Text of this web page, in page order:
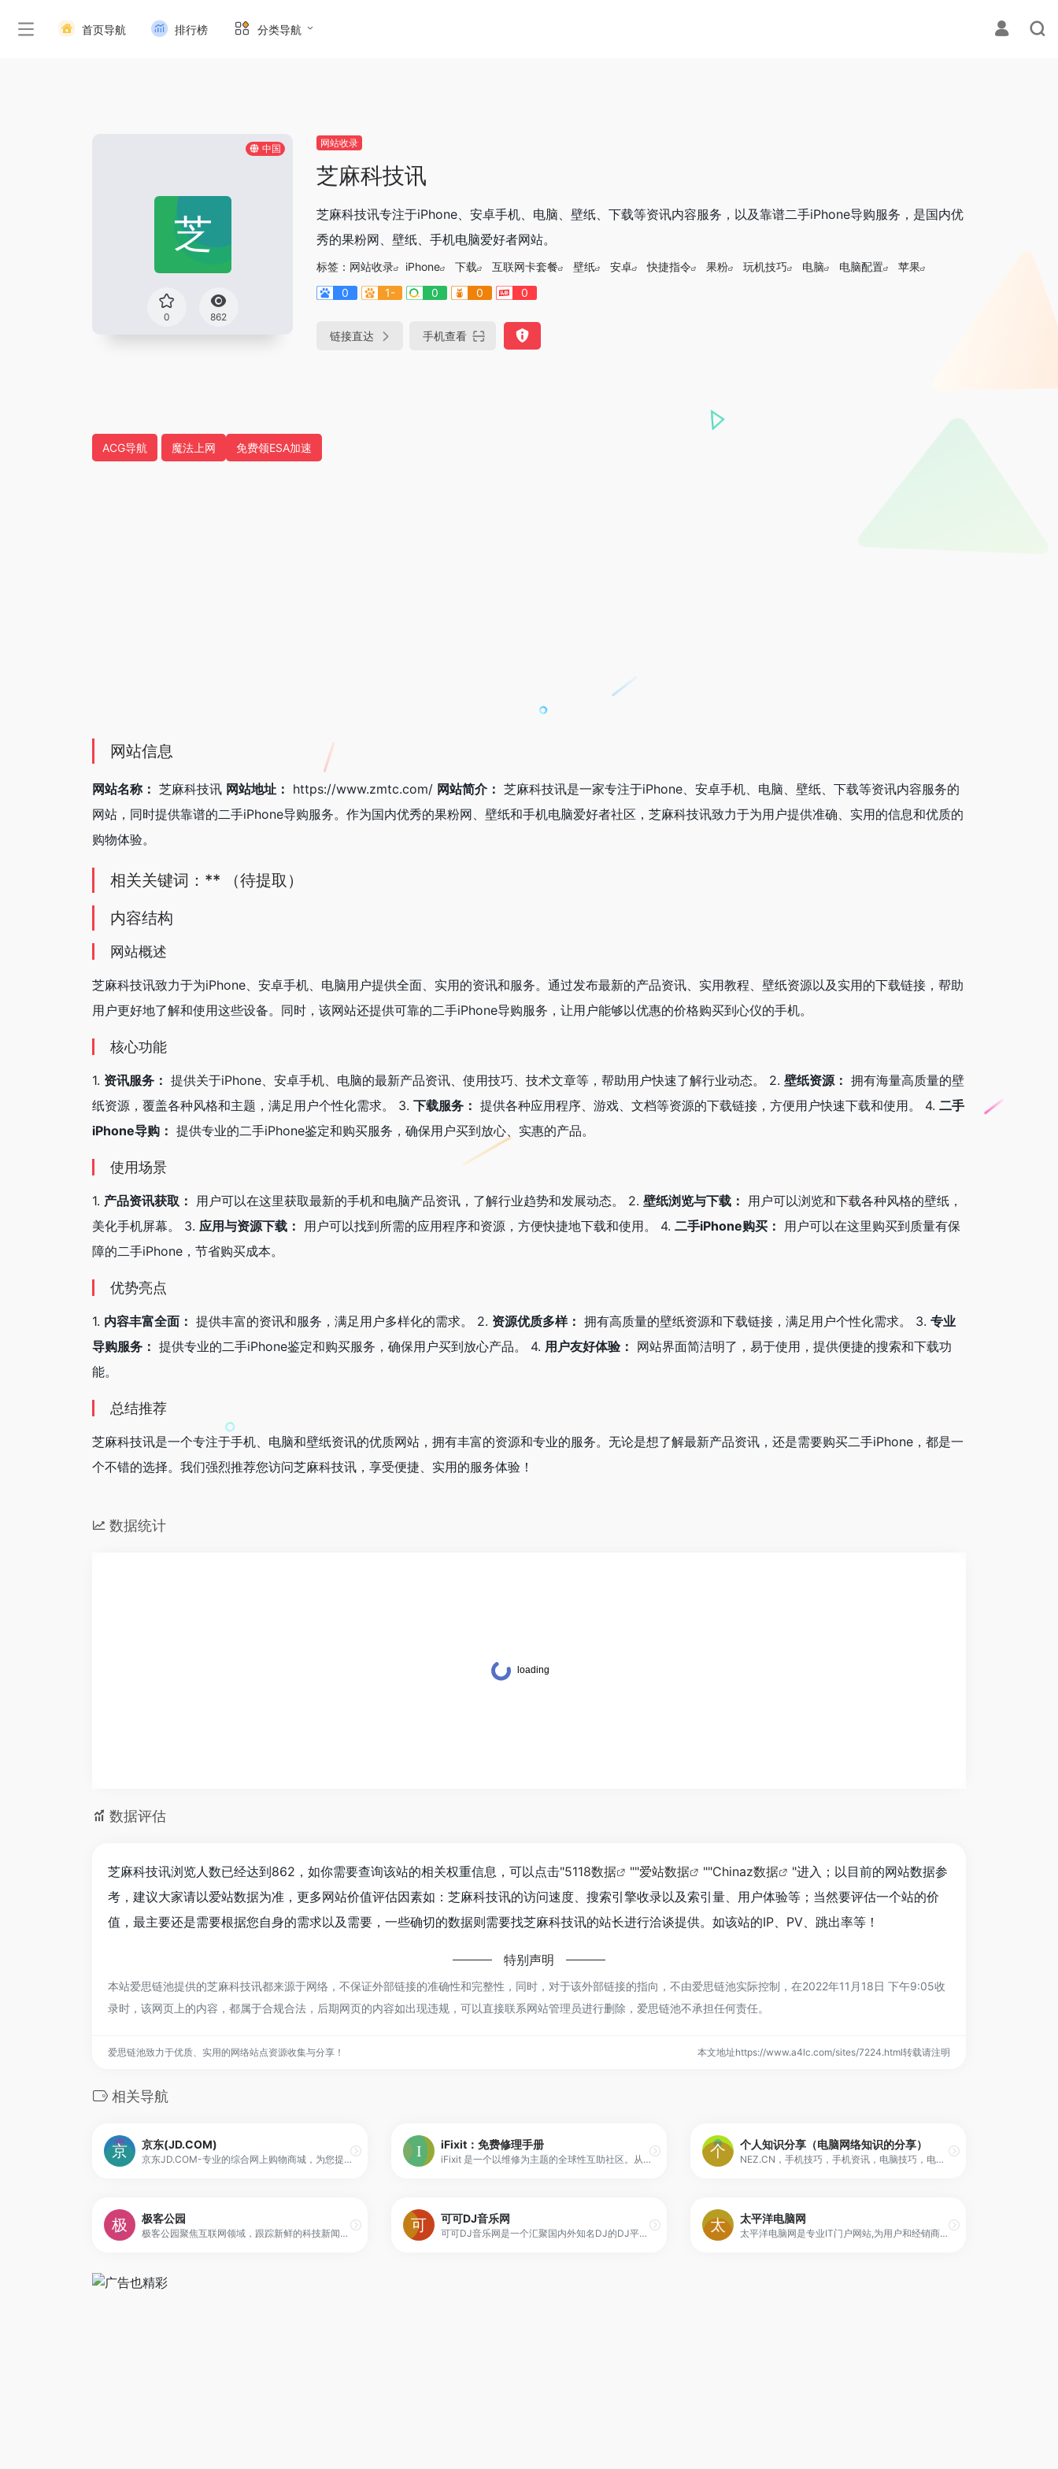
首页导航 排行榜 分类导航
中国
0 862
网站收录
芝麻科技讯
芝麻科技讯专注于iPhone、安卓手机、电脑、壁纸、下载等资讯内容服务，以及靠谱二手iPhone导购服务，是国内优
秀的果粉网、壁纸、手机电脑爱好者网站。
标签： 网站收录 iPhone 下载 互联网卡套餐 壁纸 安卓 快捷指令 果粉 玩机技巧 电脑 电脑配置
苹果
0
1- 0 0 0
链接直达 手机查看
ACG导航 魔法上网 免费领ESA加速
网站信息
网站名称： 芝麻科技讯 网站地址： https://www.zmtc.com/ 网站简介： 芝麻科技讯是一家专注于iPhone、安卓手机、电脑、壁纸、下载等资讯内容服务的
网站，同时提供靠谱的二手iPhone导购服务。作为国内优秀的果粉网、壁纸和手机电脑爱好者社区，芝麻科技讯致力于为用户提供准确、实用的信息和优质的
购物体验。
相关关键词：** （待提取）
内容结构
网站概述
芝麻科技讯致力于为iPhone、安卓手机、电脑用户提供全面、实用的资讯和服务。通过发布最新的产品资讯、实用教程、壁纸资源以及实用的下载链接，帮助
用户更好地了解和使用这些设备。同时，该网站还提供可靠的二手iPhone导购服务，让用户能够以优惠的价格购买到心仪的手机。
核心功能
1. 资讯服务： 提供关于iPhone、安卓手机、电脑的最新产品资讯、使用技巧、技术文章等，帮助用户快速了解行业动态。 2. 壁纸资源： 拥有海量高质量的壁
纸资源，覆盖各种风格和主题，满足用户个性化需求。 3. 下载服务： 提供各种应用程序、游戏、文档等资源的下载链接，方便用户快速下载和使用。 4. 二手
iPhone导购： 提供专业的二手iPhone鉴定和购买服务，确保用户买到放心、实惠的产品。
使用场景
1. 产品资讯获取： 用户可以在这里获取最新的手机和电脑产品资讯，了解行业趋势和发展动态。 2. 壁纸浏览与下载： 用户可以浏览和下载各种风格的壁纸，
美化手机屏幕。 3. 应用与资源下载： 用户可以找到所需的应用程序和资源，方便快捷地下载和使用。 4. 二手iPhone购买： 用户可以在这里购买到质量有保
障的二手iPhone，节省购买成本。
优势亮点
1. 内容丰富全面： 提供丰富的资讯和服务，满足用户多样化的需求。 2. 资源优质多样： 拥有高质量的壁纸资源和下载链接，满足用户个性化需求。 3. 专业
导购服务： 提供专业的二手iPhone鉴定和购买服务，确保用户买到放心产品。 4. 用户友好体验： 网站界面简洁明了，易于使用，提供便捷的搜索和下载功
能。
总结推荐
芝麻科技讯是一个专注于手机、电脑和壁纸资讯的优质网站，拥有丰富的资源和专业的服务。无论是想了解最新产品资讯，还是需要购买二手iPhone，都是一
个不错的选择。我们强烈推荐您访问芝麻科技讯，享受便捷、实用的服务体验！
数据统计
数据评估
芝麻科技讯浏览人数已经达到862，如你需要查询该站的相关权重信息，可以点击"5118数据 ""爱站数据 ""Chinaz数据
"进入；以目前的网站数据参
考，建议大家请以爱站数据为准，更多网站价值评估因素如：芝麻科技讯的访问速度、搜索引擎收录以及索引量、用户体验等；当然要评估一个站的价
值，最主要还是需要根据您自身的需求以及需要，一些确切的数据则需要找芝麻科技讯的站长进行洽谈提供。如该站的IP、PV、跳出率等！
特别声明
本站爱思链池提供的芝麻科技讯都来源于网络，不保证外部链接的准确性和完整性，同时，对于该外部链接的指向，不由爱思链池实际控制，在2022年11月18日 下午9:05收
录时，该网页上的内容，都属于合规合法，后期网页的内容如出现违规，可以直接联系网站管理员进行删除，爱思链池不承担任何责任。
爱思链池致力于优质、实用的网络站点资源收集与分享！ 本文地址https://www.a4lc.com/sites/7224.html转载请注明
相关导航
京东(JD.COM)
京东JD.COM-专业的综合网上购物商城，为您提供正品低价的购物选择、优质便捷的服务体验。商品来自全球数十万品牌商家，囊括家电、手机、电脑、服装、居家、母婴、美妆、个护、食品、生鲜等丰富品类，满足各种购物需求。
iFixit：免费修理手册
iFixit 是一个以维修为主题的全球性互助社区。从一个一个的设备开始，让我们来一步一个脚印一点一点的修复这个世界。你可以在问题解答论坛和专家一起互动——还可以创建并与全世界分享由你编篡的维修手册。你可以在这里买到所有关于你的 DIY 维修计划的配件及工具，帮助修复好你的苹果或安卓设备。
个人知识分享（电脑网络知识的分享）
NEZ.CN，手机技巧，手机资讯，电脑技巧，电脑资讯
极客公园
极客公园聚焦互联网领域，跟踪新鲜的科技新闻动态，关注极具创新精神的科技产品。
可可DJ音乐网
可可DJ音乐网是一个汇聚国内外知名DJ的DJ平台.我们提供DJ舞曲app,包括ios,Android,pc端和微信公众号多客户端，提供求职招聘，原创舞曲发布,电音现场,舞曲视频,在线舞曲试听下载的综合性DJ门户网。
太平洋电脑网
太平洋电脑网是专业IT门户网站,为用户和经销商提供IT资讯和行情报价,涉及电脑,手机,数码产品,软件等.